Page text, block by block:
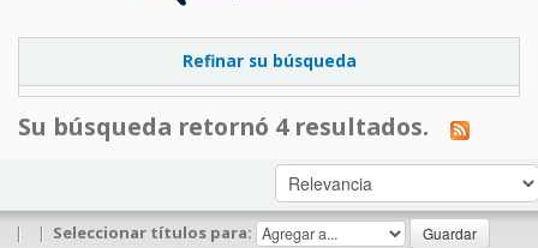
Refinar su búsqueda
Su búsqueda retornó 4 resultados.
| | Seleccionar títulos para: